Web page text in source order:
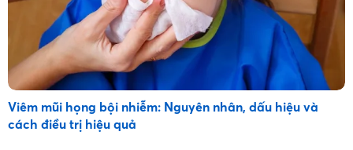
Viêm mũi họng bội nhiễm: Nguyên nhân, dấu hiệu và
cách điều trị hiệu quả